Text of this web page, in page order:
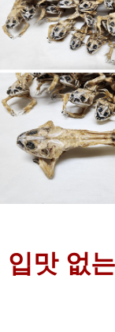
입맛 없